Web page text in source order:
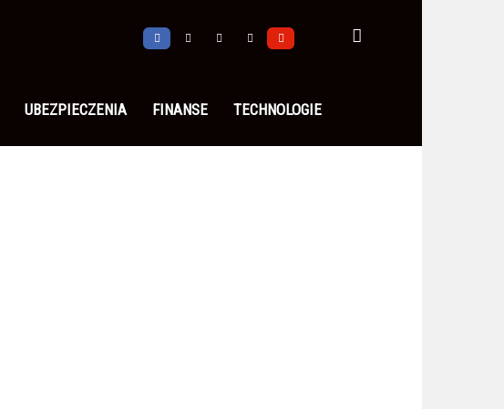
UBEZPIECZENIA FINANSE TECHNOLOGIE